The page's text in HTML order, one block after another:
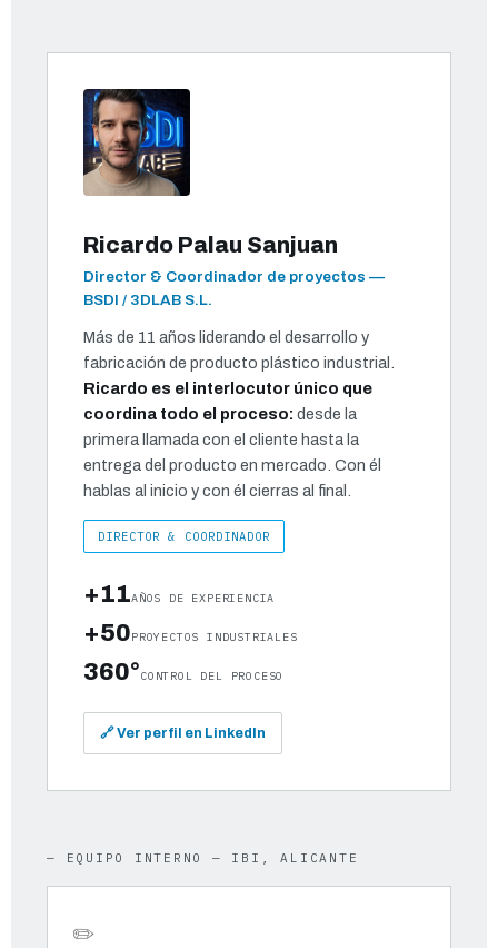
Ricardo Palau Sanjuan
Director & Coordinador de proyectos —
BSDI / 3DLAB S.L.
Más de 11 años liderando el desarrollo y
fabricación de producto plástico industrial.
Ricardo es el interlocutor único que
coordina todo el proceso: desde la
primera llamada con el cliente hasta la
entrega del producto en mercado. Con él
hablas al inicio y con él cierras al final.
DIRECTOR & COORDINADOR
+11AÑOS DE EXPERIENCIA
+50PROYECTOS INDUSTRIALES
360°CONTROL DEL PROCESO
🔗 Ver perfil en LinkedIn
— EQUIPO INTERNO — IBI, ALICANTE
✏️